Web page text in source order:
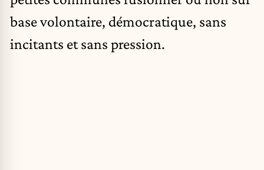
base volontaire, démocratique, sans
incitants et sans pression.